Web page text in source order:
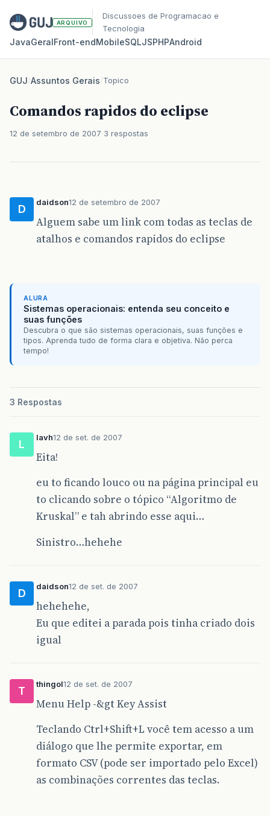
ARQUIVO
Discussoes de Programacao e
Tecnologia
JavaGeralFront‑endMobileSQLJSPHPAndroid
GUJ/Assuntos Gerais/Topico
Comandos rapidos do eclipse
12 de setembro de 2007 3 respostas
D
daidson12 de setembro de 2007
Alguem sabe um link com todas as teclas de
atalhos e comandos rapidos do eclipse
ALURA
Sistemas operacionais: entenda seu conceito e
suas funções
Descubra o que são sistemas operacionais, suas funções e
tipos. Aprenda tudo de forma clara e objetiva. Não perca
tempo!
3 Respostas
L
lavh12 de set. de 2007
Eita!
eu to ficando louco ou na página principal eu
to clicando sobre o tópico “Algoritmo de
Kruskal” e tah abrindo esse aqui…
Sinistro…hehehe
D
daidson12 de set. de 2007
hehehehe,
Eu que editei a parada pois tinha criado dois
igual
T
thingol12 de set. de 2007
Menu Help -&gt Key Assist
Teclando Ctrl+Shift+L você tem acesso a um
diálogo que lhe permite exportar, em
formato CSV (pode ser importado pelo Excel)
as combinações correntes das teclas.